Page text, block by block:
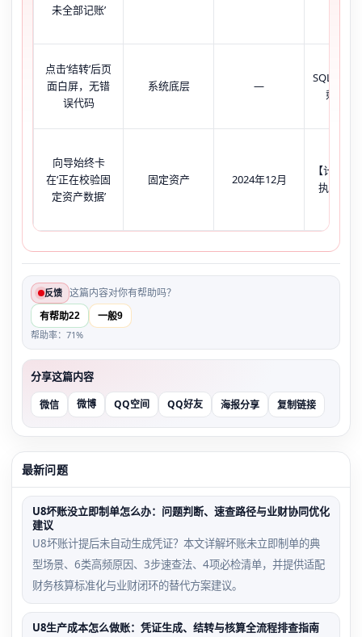
未全部记账’
点击‘结转’后页
面白屏，无错
误代码
系统底层 —
SQL
剩余
向导始终卡
在‘正在校验固
定资产数据’
固定资产 2024年12月
【计提折
执行但
反馈 这篇内容对你有帮助吗？
有帮助22 一般9
帮助率：71%
分享这篇内容
微信 微博 QQ空间 QQ好友 海报分享 复制链接
最新问题
U8坏账没立即制单怎么办：问题判断、速查路径与业财协同优化
建议
U8坏账计提后未自动生成凭证？本文详解坏账未立即制单的典
型场景、6类高频原因、3步速查法、4项必检清单，并提供适配
财务核算标准化与业财闭环的替代方案建议。
U8生产成本怎么做账：凭证生成、结转与核算全流程排查指南